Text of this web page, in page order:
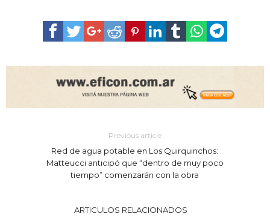
Previous article
Red de agua potable en Los Quirquinchos:
Matteucci anticipó que “dentro de muy poco
tiempo” comenzarán con la obra
ARTICULOS RELACIONADOS